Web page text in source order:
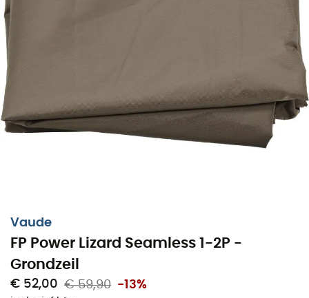
Vaude
FP Power Lizard Seamless 1-2P -
Grondzeil
€ 52,00 € 59,90 -13%